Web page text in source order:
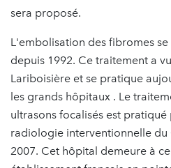
sera proposé.
L'embolisation des fibromes
depuis 1992. Ce traitement a
Lariboisière et se pratique
les grands hôpitaux . Le
ultrasons focalisés est
radiologie interventionnelle du
2007. Cet hôpital demeure à ce